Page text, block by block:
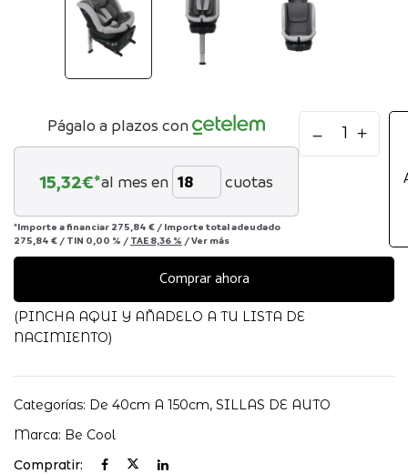
Págalo a plazos con
15,32€*al mes en cuotas
*Importe a financiar 275,84 € / Importe total adeudado
275,84 € / TIN 0,00 % / TAE 8,36 % /Ver más
Auto
Comprar ahora
(PINCHA AQUI Y AÑADELO A TU LISTA DE
NACIMIENTO)
Categorías: De 40cm A 150cm, SILLAS DE AUTO
Marca: Be Cool
Compratir: